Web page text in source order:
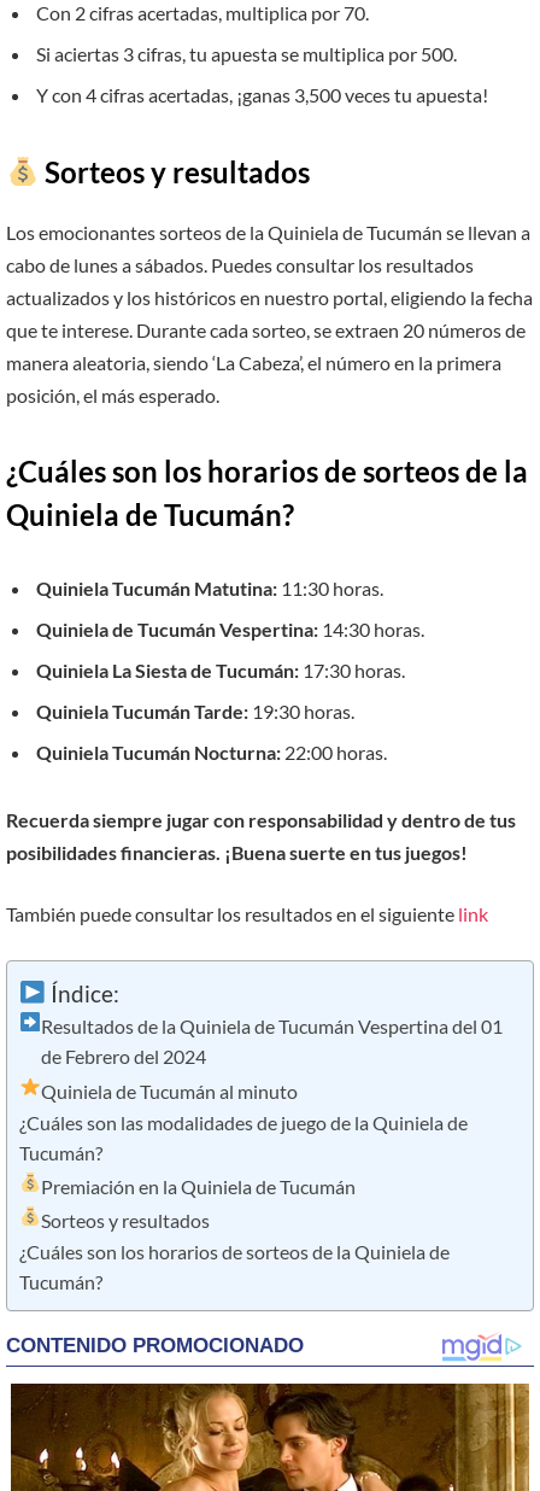
Con 2 cifras acertadas, multiplica por 70.
Si aciertas 3 cifras, tu apuesta se multiplica por 500.
Y con 4 cifras acertadas, ¡ganas 3,500 veces tu apuesta!
Sorteos y resultados
Los emocionantes sorteos de la Quiniela de Tucumán se llevan a
cabo de lunes a sábados. Puedes consultar los resultados
actualizados y los históricos en nuestro portal, eligiendo la fecha
que te interese. Durante cada sorteo, se extraen 20 números de
manera aleatoria, siendo ‘La Cabeza’, el número en la primera
posición, el más esperado.
¿Cuáles son los horarios de sorteos de la
Quiniela de Tucumán?
Quiniela Tucumán Matutina: 11:30 horas.
Quiniela de Tucumán Vespertina: 14:30 horas.
Quiniela La Siesta de Tucumán: 17:30 horas.
Quiniela Tucumán Tarde: 19:30 horas.
Quiniela Tucumán Nocturna: 22:00 horas.
Recuerda siempre jugar con responsabilidad y dentro de tus
posibilidades financieras. ¡Buena suerte en tus juegos!
También puede consultar los resultados en el siguiente link
Índice:
Resultados de la Quiniela de Tucumán Vespertina del 01
de Febrero del 2024
Quiniela de Tucumán al minuto
¿Cuáles son las modalidades de juego de la Quiniela de
Tucumán?
Premiación en la Quiniela de Tucumán
Sorteos y resultados
¿Cuáles son los horarios de sorteos de la Quiniela de
Tucumán?